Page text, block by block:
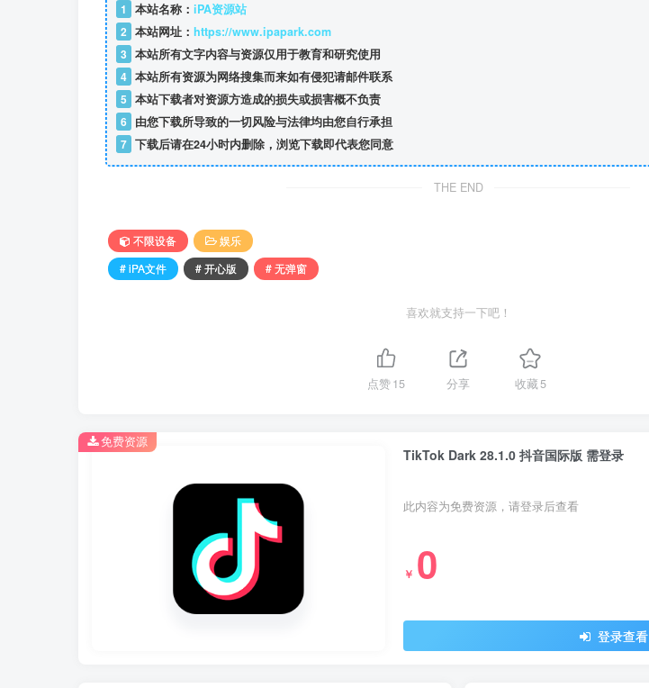
1 本站名称： iPA资源站
2 本站网址： https://www.ipapark.com
3 本站所有文字内容与资源仅用于教育和研究使用
4 本站所有资源为网络搜集而来如有侵犯请邮件联系
5 本站下载者对资源方造成的损失或损害概不负责
6 由您下载所导致的一切风险与法律均由您自行承担
7 下载后请在24小时内删除，浏览下载即代表您同意
THE END
不限设备
娱乐
# iPA文件
# 开心版 # 无弹窗
喜欢就支持一下吧！
点赞15 分享 收藏5
TikTok Dark 28.1.0 抖音国际版 需登录
此内容为免费资源，请登录后查看
￥ 0
登录查看
免费资源